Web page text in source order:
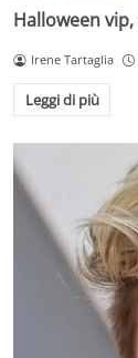
Halloween
Irene Tartaglia
Leggi di più